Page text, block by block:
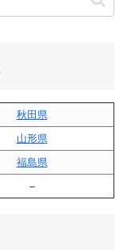
秋田県
山形県
福島県
–